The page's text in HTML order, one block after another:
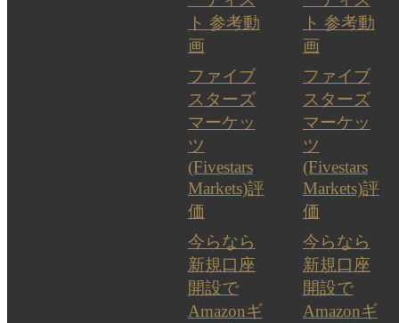
ト 参考動
画
ファイブ
スターズ
マーケッ
ツ
(Fivestars
Markets)評
価
今らなら
新規口座
開設で
Amazonギ
ト 参考動
画
ファイブ
スターズ
マーケッ
ツ
(Fivestars
Markets)評
価
今らなら
新規口座
開設で
Amazonギ